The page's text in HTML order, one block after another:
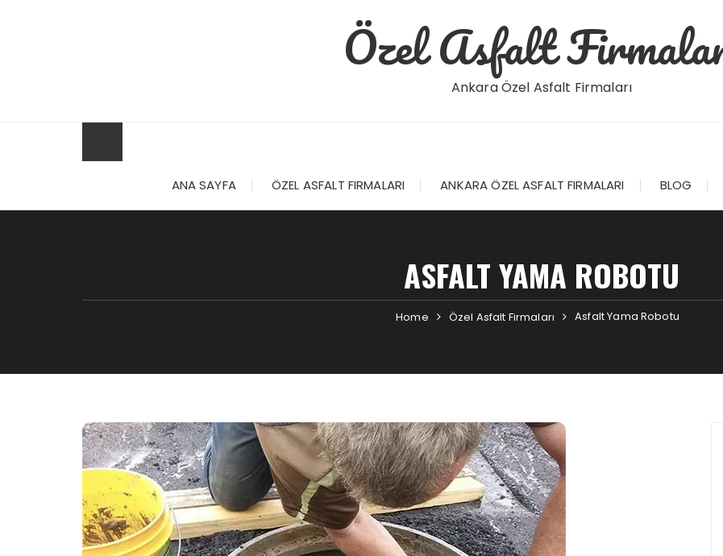
Özel Asfalt
Ankara Özel Asfalt Firmaları
ANA SAYFA ÖZEL ASFALT FIRMALARI ANKARA ÖZEL ASFALT FIRMALARI BLOG
ASFALT YAMA ROBOTU
Home Özel Asfalt Firmaları Asfalt Yama Robotu